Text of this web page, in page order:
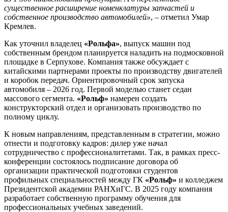
существенное расширение номенклатуры запчастей и
собственное производство автомобилей», – отметил Умар
Кремлев.
Как уточнил владелец «Рольфа», выпуск машин под
собственным брендом планируется наладить на подмосковной
площадке в Серпухове. Компания также обсуждает с
китайскими партнерами проекты по производству двигателей
и коробок передач. Ориентировочный срок запуска
автомобиля – 2026 год. Первой моделью станет седан
массового сегмента. «Рольф» намерен создать
конструкторский отдел и организовать производство по
полному циклу.
К новым направлениям, представленным в стратегии, можно
отнести и подготовку кадров: дилер уже начал
сотрудничество с профессионалитетами. Так, в рамках пресс-
конференции состоялось подписание договора об
организации практической подготовки студентов
профильных специальностей между ГК «Рольф» и колледжем
Президентской академии РАНХиГС. В 2025 году компания
разработает собственную программу обучения для
профессиональных учебных заведений.